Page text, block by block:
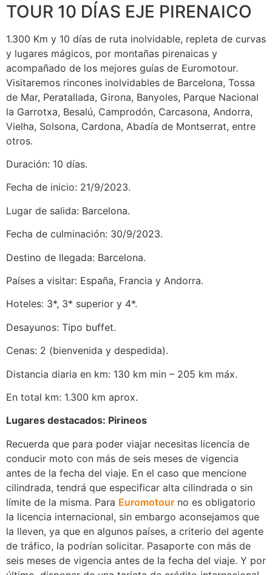
TOUR 10 DÍAS EJE PIRENAICO
1.300 Km y 10 días de ruta inolvidable, repleta de curvas
y lugares mágicos, por montañas pirenaicas y
acompañado de los mejores guías de Euromotour.
Visitaremos rincones inolvidables de Barcelona, Tossa
de Mar, Peratallada, Girona, Banyoles, Parque Nacional
la Garrotxa, Besalú, Camprodón, Carcasona, Andorra,
Vielha, Solsona, Cardona, Abadía de Montserrat, entre
otros.
Duración: 10 días.
Fecha de inicio: 21/9/2023.
Lugar de salida: Barcelona.
Fecha de culminación: 30/9/2023.
Destino de llegada: Barcelona.
Países a visitar: España, Francia y Andorra.
Hoteles: 3*, 3* superior y 4*.
Desayunos: Tipo buffet.
Cenas: 2 (bienvenida y despedida).
Distancia diaria en km: 130 km min – 205 km máx.
En total km: 1.300 km aprox.
Lugares destacados: Pirineos
Recuerda que para poder viajar necesitas licencia de
conducir moto con más de seis meses de vigencia
antes de la fecha del viaje. En el caso que mencione
cilindrada, tendrá que especificar alta cilindrada o sin
límite de la misma. Para Euromotour no es obligatorio
la licencia internacional, sin embargo aconsejamos que
la lleven, ya que en algunos países, a criterio del agente
de tráfico, la podrían solicitar. Pasaporte con más de
seis meses de vigencia antes de la fecha del viaje. Y por